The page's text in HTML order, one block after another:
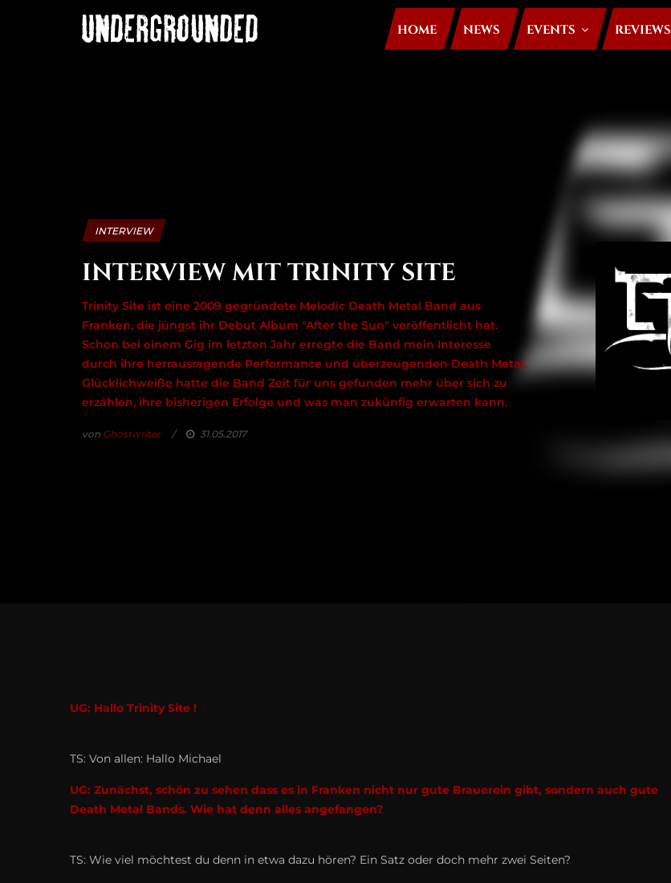
HOME NEWS EVENTS REVIEWS
INTERVIEW
INTERVIEW MIT TRINITY SITE
Trinity Site ist eine 2009 gegründete Melodic Death Metal Band aus
Franken, die jüngst ihr Debut Album "After the Sun" veröffentlicht hat.
Schon bei einem Gig im letzten Jahr erregte die Band mein Interesse
durch ihre herrausragende Performance und überzeugenden Death Metal.
Glücklichweiße hatte die Band Zeit für uns gefunden mehr über sich zu
erzählen, ihre bisherigen Erfolge und was man zukünfig erwarten kann.
von Ghostwriter 31.05.2017
UG: Hallo Trinity Site !
TS: Von allen: Hallo Michael
UG: Zunächst, schön zu sehen dass es in Franken nicht nur gute Brauerein gibt, sondern auch gute
Death Metal Bands. Wie hat denn alles angefangen?
TS: Wie viel möchtest du denn in etwa dazu hören? Ein Satz oder doch mehr zwei Seiten?